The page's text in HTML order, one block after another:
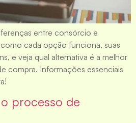
entre consórcio e
cada opção funciona, suas
e veja qual alternativa é a melhor
compra. Informações essenciais
processo de